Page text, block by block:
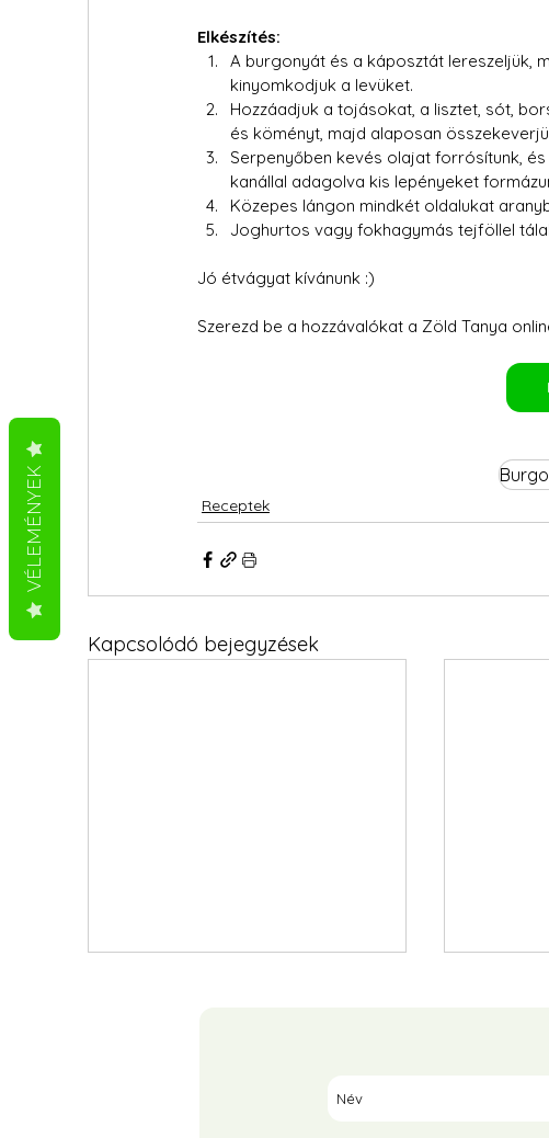
Elkészítés:
A burgonyát és a káposztát lereszeljük,
kinyomkodjuk a levüket.
Hozzáadjuk a tojásokat, a lisztet, sót,
és köményt, majd alaposan
Serpenyőben kevés olajat forrósítunk, és
kanállal adagolva kis lepényeket
Közepes lángon mindkét oldalukat
Joghurtos vagy fokhagymás tejföllel
Jó étvágyat kívánunk :)
Szerezd be a hozzávalókat a Zöld Tanya
Receptek
Kapcsolódó bejegyzések
VÉLEMÉNYEK